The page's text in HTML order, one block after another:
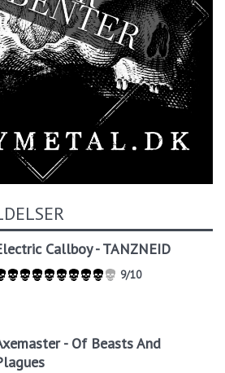
Callboy - TANZNEID
9/10
- Of Beasts And